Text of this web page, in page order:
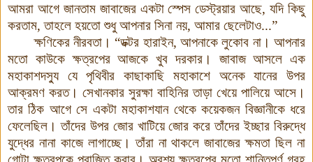
আমরা আগে জানতাম জাবাজের একটা স্পেস ডেস্ট্রয়ার আছে, যদি কিছু
করতাম, তাহলে হয়তো শুধু আপনার সিনা নয়, আমার ছেলেটাও...”
ক্ষণিকের নীরবতা। “ডক্টর হারাইন, আপনাকে লুকোব না। আপনার
মতো কাউকে ক্ষত্রপের আজকে খুব দরকার। জাবাজ আসলে এক
মহাকাশদস্যু যে পৃথিবীর কাছাকাছি মহাকাশে অনেক যানের উপর
আক্রমণ করত। সেখানকার সুরক্ষা বাহিনির তাড়া খেয়ে পালিয়ে আসে।
তার ঠিক আগে সে একটা মহাকাশযান থেকে কয়েকজন বিজ্ঞানীকে ধরে
ফেলেছিল। তাঁদের উপর জোর খাটিয়ে জোর করে তাঁদের ইচ্ছার বিরুদ্ধে
যুদ্ধের নানা কাজে লাগাচ্ছে। তাঁরা না থাকলে জাবাজের ক্ষমতা ছিল না